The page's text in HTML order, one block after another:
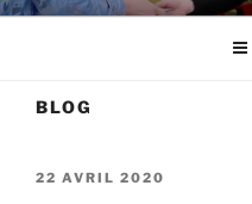
BLOG
PUBLIÉ
22 AVRIL 2020